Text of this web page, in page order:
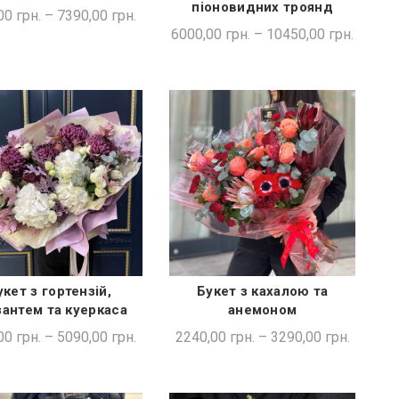
грн. – 7390,00 грн.
піоновидних троянд
6000,00 грн. – 10450,00 грн.
ШВИДКА ПОКУПКА
з гортензій,
та куеркаса
грн. – 5090,00 грн.
ШВИДКА ПОКУПКА
Букет з кахалою та
анемоном
2240,00 грн. – 3290,00 грн.